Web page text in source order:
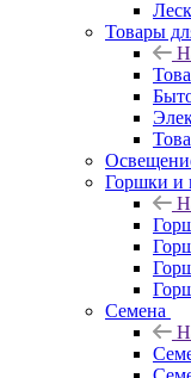
Товары
Горшки и
Семена